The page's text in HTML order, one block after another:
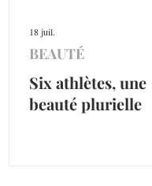
Six athlètes, une
beauté plurielle
BEAUTÉ
18 juil.